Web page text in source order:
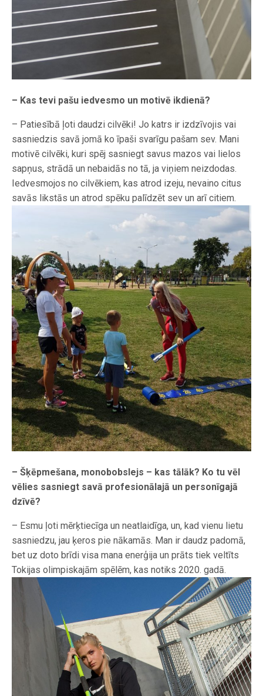
– Kas tevi pašu iedvesmo un motivē ikdienā?
– Patiesībā ļoti daudzi cilvēki! Jo katrs ir izdzīvojis vai
sasniedzis savā jomā ko īpaši svarīgu pašam sev. Mani
motivē cilvēki, kuri spēj sasniegt savus mazos vai lielos
sapņus, strādā un nebaidās no tā, ja viņiem neizdodas.
Iedvesmojos no cilvēkiem, kas atrod izeju, nevaino citus
savās likstās un atrod spēku palīdzēt sev un arī citiem.
– Šķēpmešana, monobobslejs – kas tālāk? Ko tu vēl
vēlies sasniegt savā profesionālajā un personīgajā
dzīvē?
– Esmu ļoti mērķtiecīga un neatlaidīga, un, kad vienu lietu
sasniedzu, jau ķeros pie nākamās. Man ir daudz padomā,
bet uz doto brīdi visa mana enerģija un prāts tiek veltīts
Tokijas olimpiskajām spēlēm, kas notiks 2020. gadā.